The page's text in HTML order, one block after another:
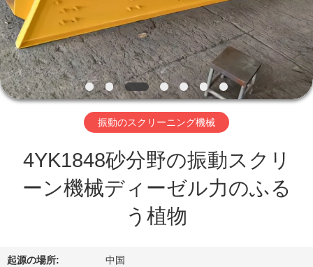
私
達
に
つ
旅
振動のスクリーニング機械
4YK1848砂分野の振動スクリ
ーン機械ディーゼル力のふる
う植物
起源の場所: 中国